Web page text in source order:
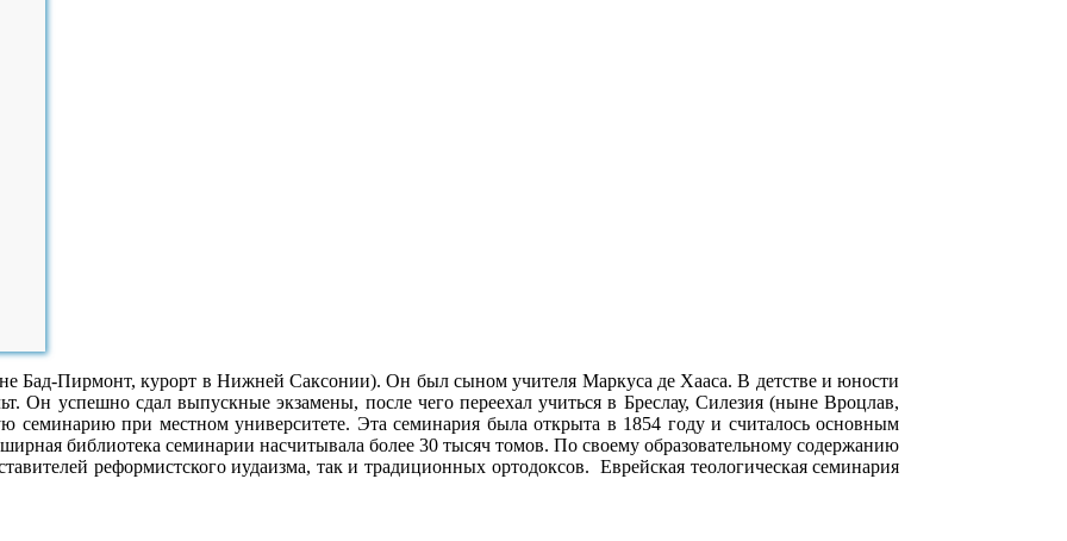
Бад-Пирмонт, курорт в Нижней Саксонии). Он был сыном учителя Маркуса де Хааса. В детстве и юности
Он успешно сдал выпускные экзамены, после чего переехал учиться в Бреслау, Силезия (ныне Вроцлав,
семинарию при местном университете. Эта семинария была открыта в 1854 году и считалось основным
библиотека семинарии насчитывала более 30 тысяч томов. По своему образовательному содержанию
реформистского иудаизма, так и традиционных ортодоксов. Еврейская теологическая семинария